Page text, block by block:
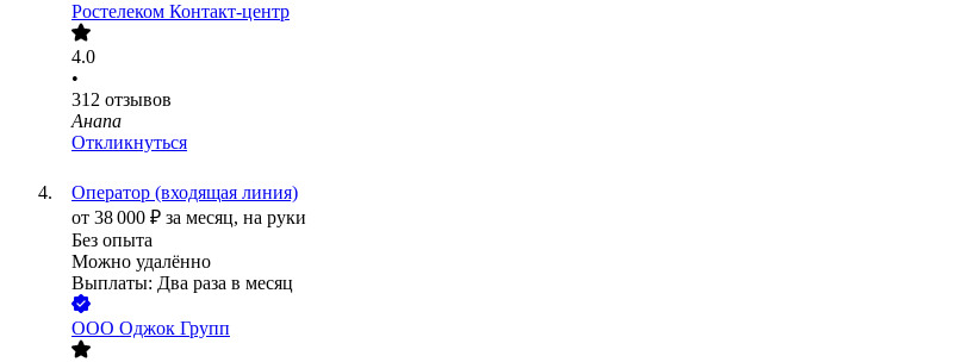
Ростелеком Контакт-центр
4.0
•
312 отзывов
Анапа
Откликнуться
Оператор (входящая линия)
от 38 000 ₽ за месяц, на руки
Без опыта
Можно удалённо
Выплаты: Два раза в месяц
ООО Оджок Групп